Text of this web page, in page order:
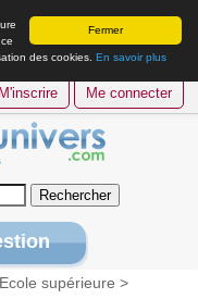
Fermer
des cookies. En savoir plus
M'inscrire Me connecter
Ecole supérieure >